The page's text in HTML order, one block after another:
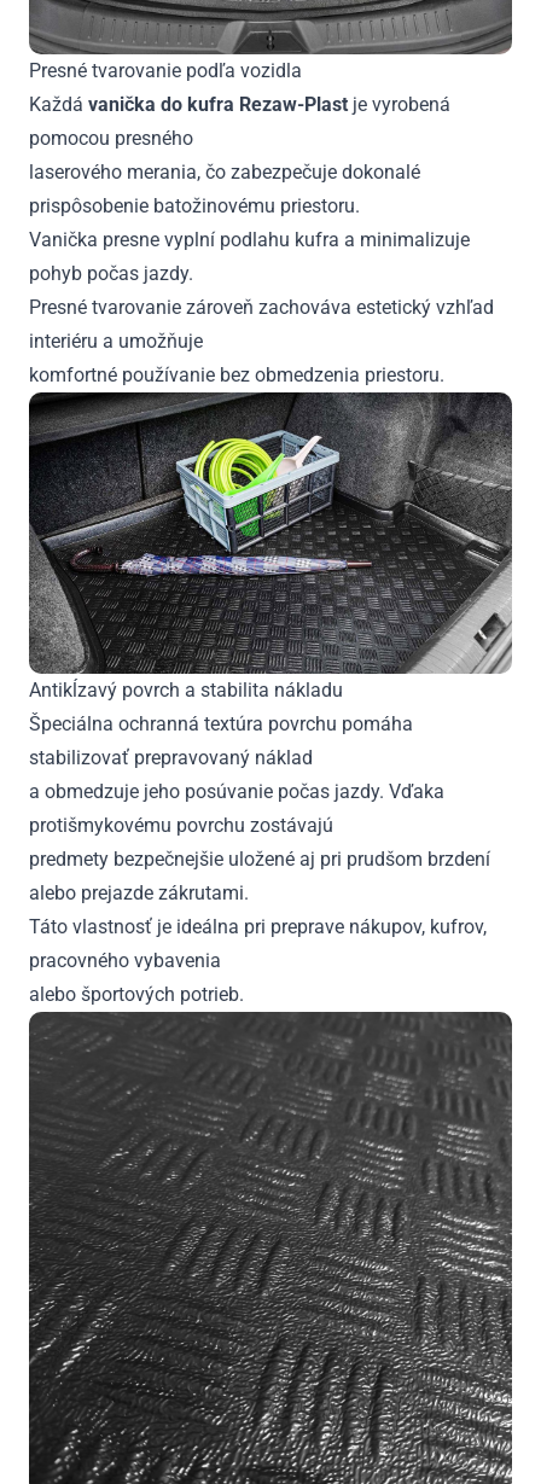
Presné tvarovanie podľa vozidla
Každá vanička do kufra Rezaw-Plast je vyrobená
pomocou presného
laserového merania, čo zabezpečuje dokonalé
prispôsobenie batožinovému priestoru.
Vanička presne vyplní podlahu kufra a minimalizuje
pohyb počas jazdy.
Presné tvarovanie zároveň zachováva estetický vzhľad
interiéru a umožňuje
komfortné používanie bez obmedzenia priestoru.
Antikĺzavý povrch a stabilita nákladu
Špeciálna ochranná textúra povrchu pomáha
stabilizovať prepravovaný náklad
a obmedzuje jeho posúvanie počas jazdy. Vďaka
protišmykovému povrchu zostávajú
predmety bezpečnejšie uložené aj pri prudšom brzdení
alebo prejazde zákrutami.
Táto vlastnosť je ideálna pri preprave nákupov, kufrov,
pracovného vybavenia
alebo športových potrieb.